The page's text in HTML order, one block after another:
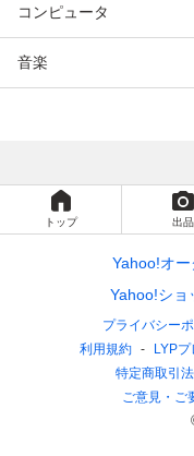
コンピュータ
音楽
トップ 出品
Yahoo!オ
Yahoo!ショ
プライバシー
利用規約
LYP
特定商取引
ご意見・ご